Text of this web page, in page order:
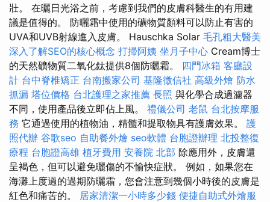
壯。 在曬日光浴之前，考慮到我們的皮膚科醫生的有用建
議是值得的。 防曬霜中使用的礦物質顏料可以防止有害的
UVA和UVB射線進入皮膚。 Hauschka Solar 毛孔粗大醫美
深入了解SEO的核心概念 打掃阿姨 坐月子中心 Cream博士
的天然礦物質二氧化鈦提供8個防曬霜。 四門冰箱 客廳設
計 台中脊椎矯正 台南搬家公司 基隆徵信社 高級外燴 防水
抓漏 塔位價格 台北護理之家推薦 長照 與化學合成過濾器
不同，使用產品後立即佔上風。 禮儀公司 老鼠 台北按摩服
務 它通過使用的植物油，精髓和提取物具有護膚效果。 護
照代辦 谷歌seo 自助餐外燴 seo軟體 台胞證辦理 北投整復
療程 台胞證高雄 植牙費用 安養院 北部 除應用外，皮膚還
呈褐色，但可以避免曬傷的不愉快症狀。 例如，如果您在
海灘上度過的過期防曬霜，您會注意到幾個小時後的皮膚是
紅色和痛苦的。 居家清潔一小時多少錢 便捷自助式外燴服